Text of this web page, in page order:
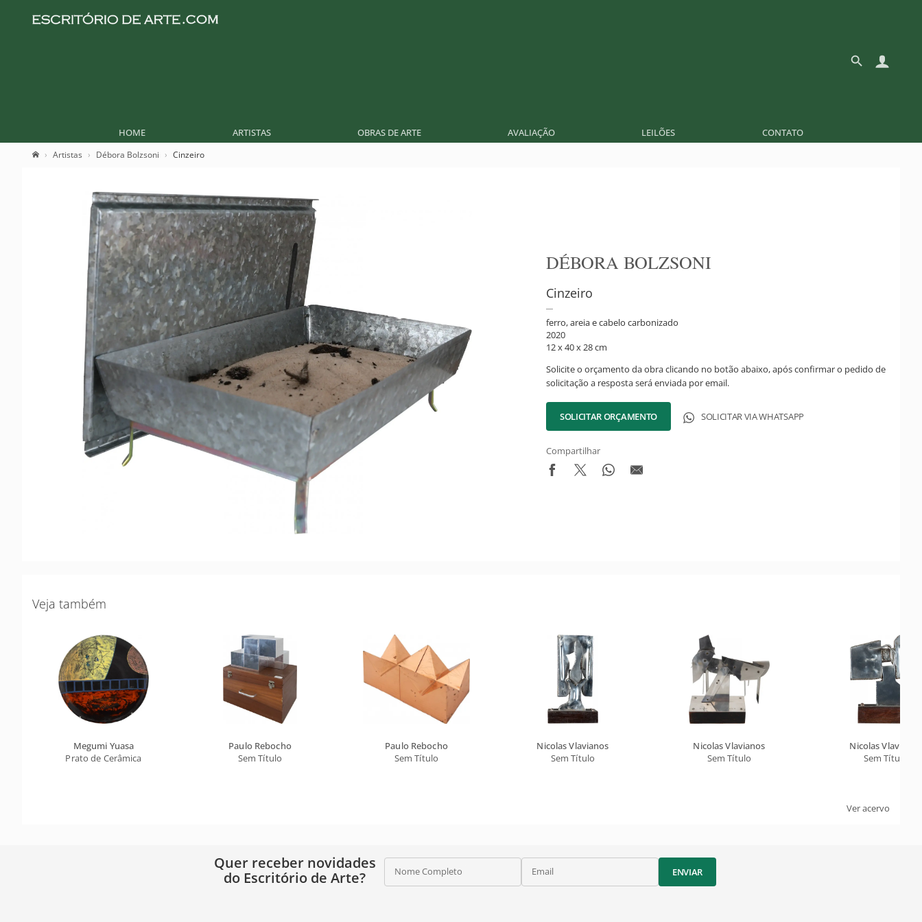
HOME ARTISTAS OBRAS DE ARTE AVALIAÇÃO LEILÕES CONTATO
Artistas Débora Bolzsoni Cinzeiro
DÉBORA BOLZSONI
Cinzeiro
ferro, areia e cabelo carbonizado
2020
12 x 40 x 28 cm
Solicite o orçamento da obra clicando no botão abaixo, após confirmar o pedido de
solicitação a resposta será enviada por email.
SOLICITAR ORÇAMENTO SOLICITAR VIA WHATSAPP
Compartilhar
Veja também
Megumi Yuasa
Prato de Cerâmica
Paulo Rebocho
Sem Título
Paulo Rebocho
Sem Título
Nicolas Vlavianos
Sem Título
Nicolas Vlavianos
Sem Título
Nicolas Vlavianos
Sem Título
Ver acervo
Quer receber novidades
do Escritório de Arte?
Nome Completo Email ENVIAR